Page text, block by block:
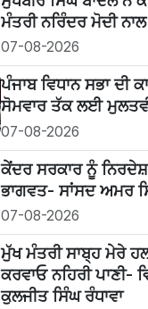
ਮੰਤਰੀ ਨਰਿੰਦਰ ਮੋਦੀ
07-08-2026
ਪੰਜਾਬ ਵਿਧਾਨ ਸਭਾ ਦੀ
ਸੋਮਵਾਰ ਤੱਕ ਲਈ
07-08-2026
ਕੇਂਦਰ ਸਰਕਾਰ ਨੂੰ
ਭਾਗਵਤ- ਸਾਂਸਦ ਅਮਰ
07-08-2026
ਮੁੱਖ ਮੰਤਰੀ ਸਾਬ੍ਹ ਮੇਰੇ
ਕਰਵਾਓ ਨਹਿਰੀ ਪਾਣੀ-
ਕੁਲਜੀਤ ਸਿੰਘ ਰੰਧਾਵਾ